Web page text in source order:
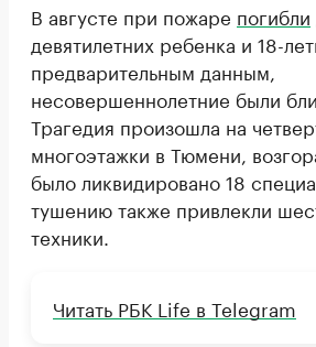
В августе при пожаре погибли
девятилетних ребенка и 18-
предварительным данным,
несовершеннолетние были
Трагедия произошла на
многоэтажки в Тюмени,
было ликвидировано 18
тушению также привлекли
техники.
Читать РБК Life в Telegram